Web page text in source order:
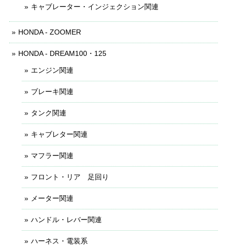
キャブレーター・インジェクション関連
HONDA - ZOOMER
HONDA - DREAM100・125
エンジン関連
ブレーキ関連
タンク関連
キャブレター関連
マフラー関連
フロント・リア 足回り
メーター関連
ハンドル・レバー関連
ハーネス・電装系